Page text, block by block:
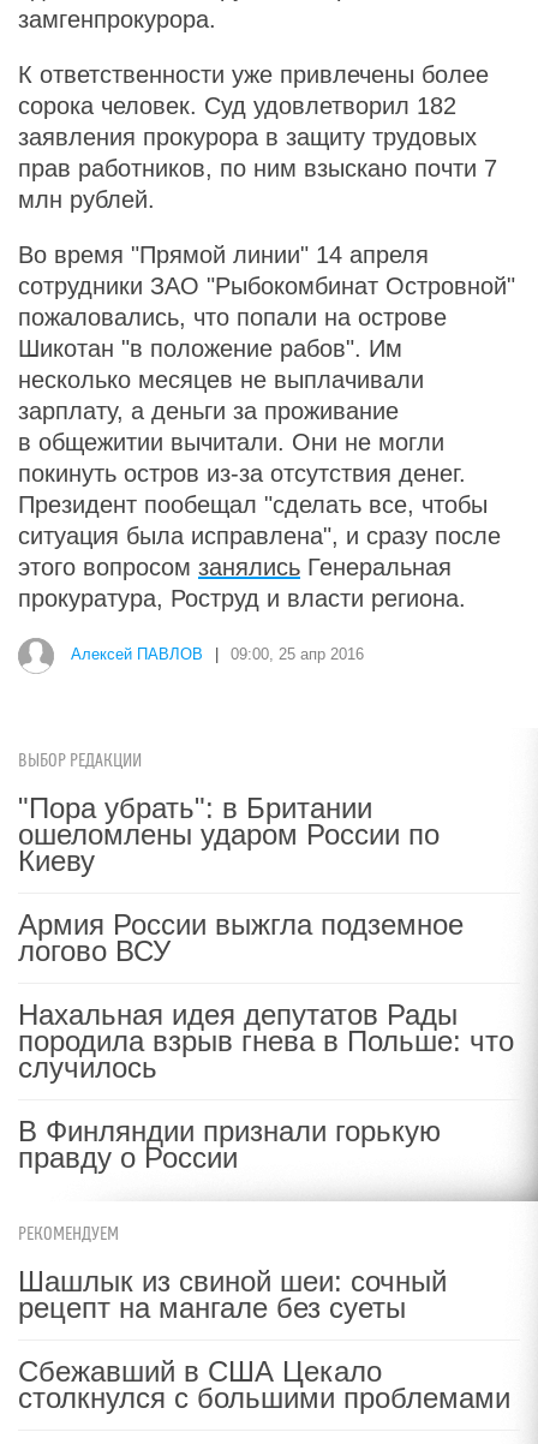
замгенпрокурора.
К ответственности уже привлечены более
сорока человек. Суд удовлетворил 182
заявления прокурора в защиту трудовых
прав работников, по ним взыскано почти 7
млн рублей.
Во время "Прямой линии" 14 апреля
сотрудники ЗАО "Рыбокомбинат Островной"
пожаловались, что попали на острове
Шикотан "в положение рабов". Им
несколько месяцев не выплачивали
зарплату, а деньги за проживание
в общежитии вычитали. Они не могли
покинуть остров из-за отсутствия денег.
Президент пообещал "сделать все, чтобы
ситуация была исправлена", и сразу после
этого вопросом занялись Генеральная
прокуратура, Роструд и власти региона.
Алексей ПАВЛОВ 09:00, 25 апр 2016
ВЫБОР РЕДАКЦИИ
"Пора убрать": в Британии
ошеломлены ударом России по
Киеву
Армия России выжгла подземное
логово ВСУ
Нахальная идея депутатов Рады
породила взрыв гнева в Польше: что
случилось
В Финляндии признали горькую
правду о России
РЕКОМЕНДУЕМ
Шашлык из свиной шеи: сочный
рецепт на мангале без суеты
Сбежавший в США Цекало
столкнулся с большими проблемами